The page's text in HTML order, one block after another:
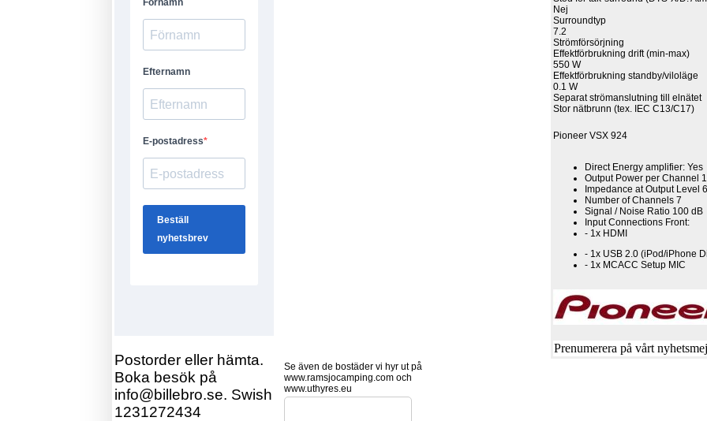
Postorder eller hämta.
Boka besök på
info@billebro.se. Swish
1231272434
Nej
Surroundtyp
7.2
Strömförsörjning
Effektförbrukning drift (min-max)
550 W
Effektförbrukning standby/viloläge
0.1 W
Separat strömanslutning till elnätet
Stor nätbrunn (tex. IEC C13/C17)
Pioneer VSX 924
Direct Energy amplifier: Yes
Output Power per Channel
Impedance at Output Level
Number of Channels 7
Signal / Noise Ratio 100 dB
Input Connections Front:
- 1x HDMI
- 1x USB 2.0 (iPod/iPhone
- 1x MCACC Setup MIC
Prenumerera på vårt
Se även de bostäder vi hyr ut på
www.ramsjocamping.com och
www.uthyres.eu